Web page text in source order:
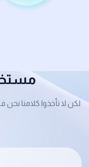
لكن لا تأخذوا كلامنا